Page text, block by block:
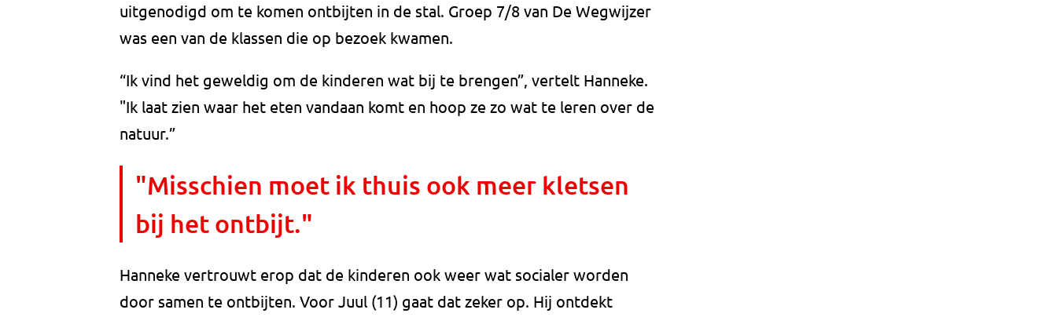
uitgenodigd om te komen ontbijten in de stal. Groep 7/8 van De Wegwijzer
was een van de klassen die op bezoek kwamen.
“Ik vind het geweldig om de kinderen wat bij te brengen”, vertelt Hanneke.
"Ik laat zien waar het eten vandaan komt en hoop ze zo wat te leren over de
natuur.”
"Misschien moet ik thuis ook meer kletsen
bij het ontbijt."
Hanneke vertrouwt erop dat de kinderen ook weer wat socialer worden
door samen te ontbijten. Voor Juul (11) gaat dat zeker op. Hij ontdekt